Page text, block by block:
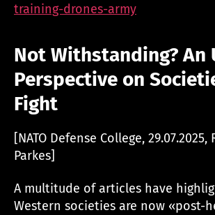
training-drones-army
Not Withstanding? An
Perspective on
Fight
[NATO Defense College,
Parkes]
A multitude of articles have
Western societies are now «post-